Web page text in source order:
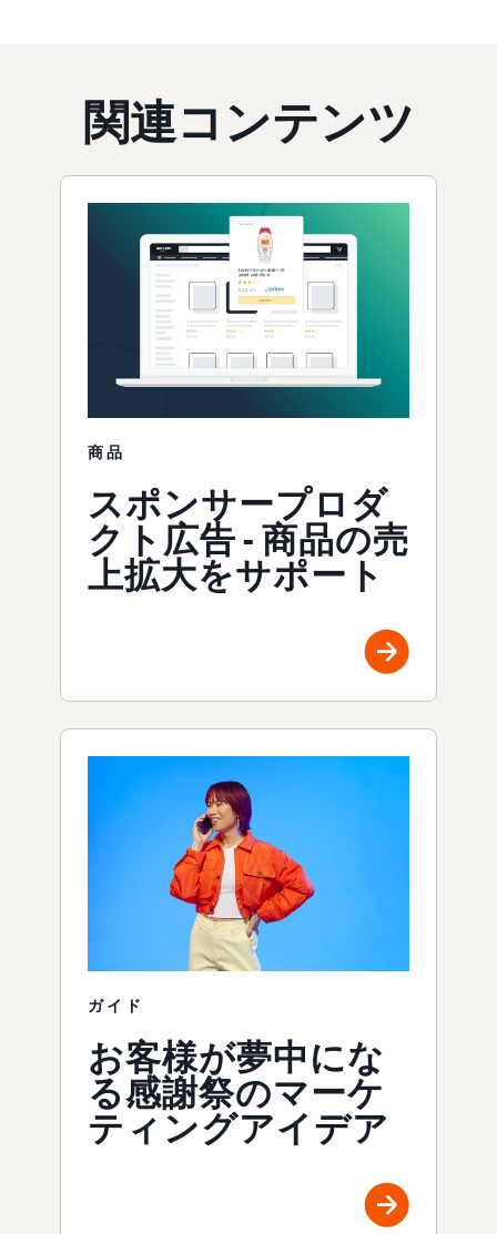
関連コンテンツ
商品
スポンサープロダ
クト広告 - 商品の売
上拡大をサポート
ガイド
お客様が夢中にな
る感謝祭のマーケ
ティングアイデア